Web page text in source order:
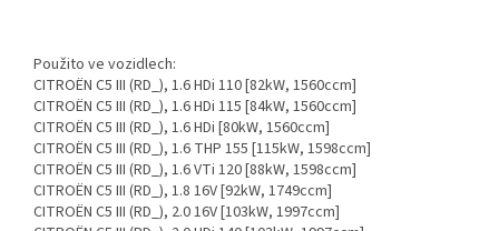
Použito ve vozidlech:
CITROËN C5 III (RD_), 1.6 HDi 110 [82kW, 1560ccm]
CITROËN C5 III (RD_), 1.6 HDi 115 [84kW, 1560ccm]
CITROËN C5 III (RD_), 1.6 HDi [80kW, 1560ccm]
CITROËN C5 III (RD_), 1.6 THP 155 [115kW, 1598ccm]
CITROËN C5 III (RD_), 1.6 VTi 120 [88kW, 1598ccm]
CITROËN C5 III (RD_), 1.8 16V [92kW, 1749ccm]
CITROËN C5 III (RD_), 2.0 16V [103kW, 1997ccm]